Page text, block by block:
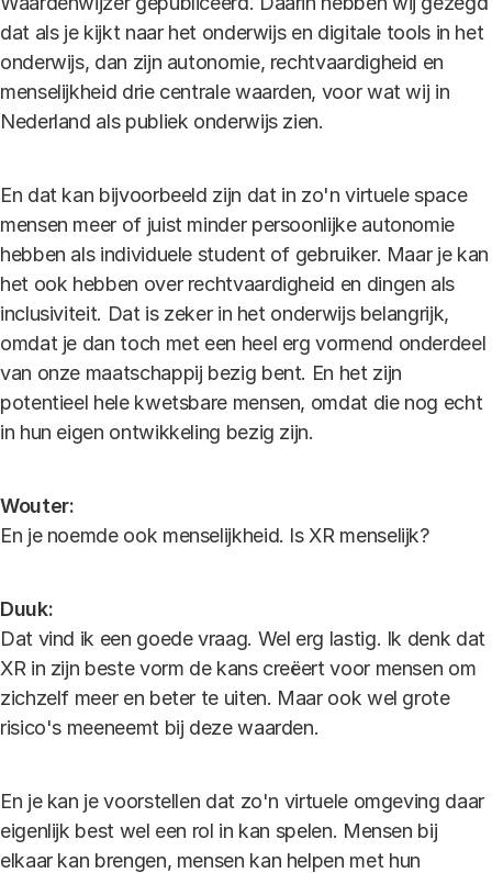
dat als je kijkt naar het onderwijs en digitale tools in het
onderwijs, dan zijn autonomie, rechtvaardigheid en
menselijkheid drie centrale waarden, voor wat wij in
Nederland als publiek onderwijs zien.
En dat kan bijvoorbeeld zijn dat in zo'n virtuele space
mensen meer of juist minder persoonlijke autonomie
hebben als individuele student of gebruiker. Maar je kan
het ook hebben over rechtvaardigheid en dingen als
inclusiviteit. Dat is zeker in het onderwijs belangrijk,
omdat je dan toch met een heel erg vormend onderdeel
van onze maatschappij bezig bent. En het zijn
potentieel hele kwetsbare mensen, omdat die nog echt
in hun eigen ontwikkeling bezig zijn.
Wouter:
En je noemde ook menselijkheid. Is XR menselijk?
Duuk:
Dat vind ik een goede vraag. Wel erg lastig. Ik denk dat
XR in zijn beste vorm de kans creëert voor mensen om
zichzelf meer en beter te uiten. Maar ook wel grote
risico's meeneemt bij deze waarden.
En je kan je voorstellen dat zo'n virtuele omgeving daar
eigenlijk best wel een rol in kan spelen. Mensen bij
elkaar kan brengen, mensen kan helpen met hun